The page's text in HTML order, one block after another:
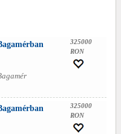
325000
RON
325000
RON